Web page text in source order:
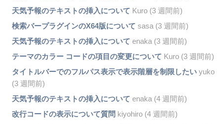
天気予報のテキストの挿入について Kuro (3 週間前)
検索バープラグインのX64版について sasa (3 週間前)
天気予報のテキストの挿入について enaka (3 週間前)
テーマのカラー コードの項目の変更について Kuro (3 週間前)
タイトルバーでのフルパス表示で表示階層を制限したいyuko
(3 週間前)
天気予報のテキストの挿入について enaka (4 週間前)
改行コードの表示について質問 kiyohiro (4 週間前)